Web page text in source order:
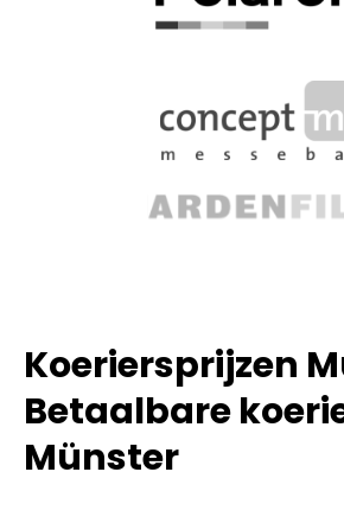
Koeriersprijzen
Betaalbare
Münster